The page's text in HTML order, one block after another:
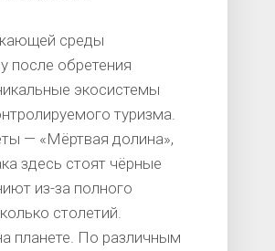
среды
после обретения
экосистемы
туризма.
— «Мёртвая долина»,
здесь стоят чёрные
из-за полного
столетий.
планете. По различным